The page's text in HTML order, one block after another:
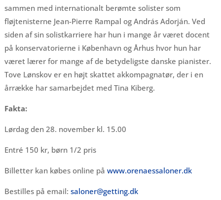
sammen med internationalt berømte solister som
fløjtenisterne Jean-Pierre Rampal og András Adorján. Ved
siden af sin solistkarriere har hun i mange år været docent
på konservatorierne i København og Århus hvor hun har
været lærer for mange af de betydeligste danske pianister.
Tove Lønskov er en højt skattet akkompagnatør, der i en
årrække har samarbejdet med Tina Kiberg.
Fakta:
Lørdag den 28. november kl. 15.00
Entré 150 kr, børn 1/2 pris
Billetter kan købes online på www.orenaessaloner.dk
Bestilles på email: saloner@getting.dk